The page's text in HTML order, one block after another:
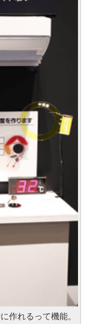
作れるって機能。